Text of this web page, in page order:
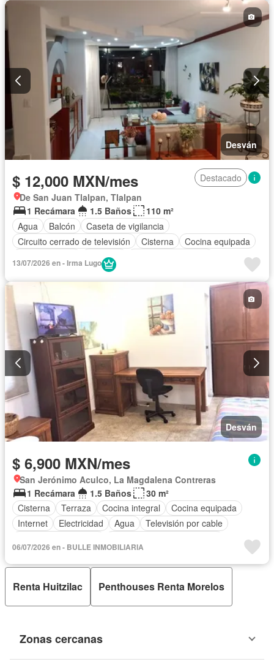
Desván
$ 12,000 MXN/mes
Destacado
De San Juan Tlalpan, Tlalpan
1 Recámara
1.5 Baños
110 m²
Agua
Balcón
Caseta de vigilancia
Circuito cerrado de televisión
Cisterna
Cocina equipada
Conserje
Estacionamiento
Jardín
Terraza
Wifi
Zonas verdes
Completamente amueblado
13/07/2026 en - Irma Lugo
Desván
$ 6,900 MXN/mes
San Jerónimo Aculco, La Magdalena Contreras
1 Recámara
1.5 Baños
30 m²
Cisterna
Terraza Cocina integral
Cocina equipada
Internet
Electricidad Agua
Televisión por cable
06/07/2026 en - BULLE INMOBILIARIA
Renta Huitzilac Penthouses Renta Morelos
Zonas cercanas